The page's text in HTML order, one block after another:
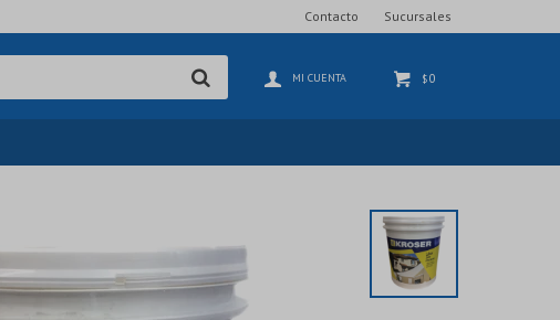
$0
Contacto Sucursales